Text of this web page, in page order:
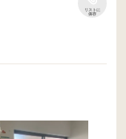
リストに
保存